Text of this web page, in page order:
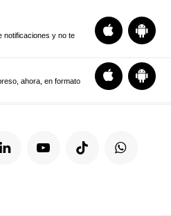
notificaciones y no te
ahora, en formato